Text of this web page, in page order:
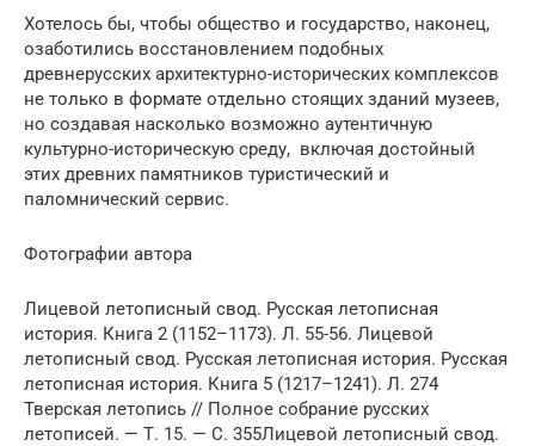
Хотелось бы, чтобы общество и государство, наконец,
озаботились восстановлением подобных
древнерусских архитектурно-исторических комплексов
не только в формате отдельно стоящих зданий музеев,
но создавая насколько возможно аутентичную
культурно-историческую среду, включая достойный
этих древних памятников туристический и
паломнический сервис.
Фотографии автора
Лицевой летописный свод. Русская летописная
история. Книга 2 (1152–1173). Л. 55-56. Лицевой
летописный свод. Русская летописная история. Русская
летописная история. Книга 5 (1217–1241). Л. 274
Тверская летопись // Полное собрание русских
летописей. — Т. 15. — С. 355Лицевой летописный свод.